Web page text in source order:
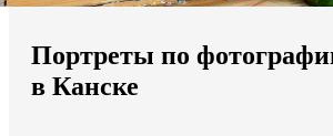
Мы доставляем по всему миру
Продолжить без города
Портреты по
в Канске